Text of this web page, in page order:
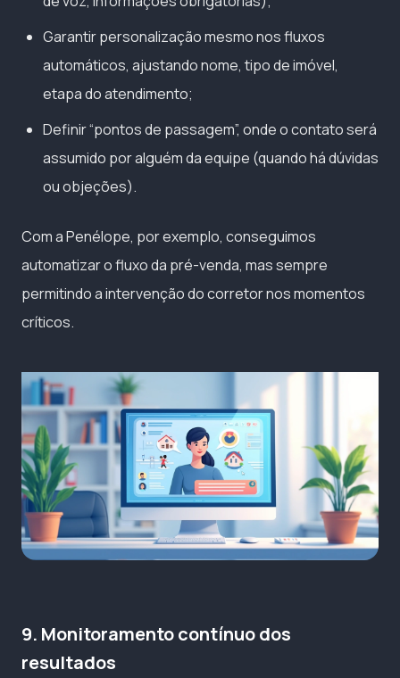
Garantir personalização mesmo nos fluxos
automáticos, ajustando nome, tipo de imóvel,
etapa do atendimento;
Definir “pontos de passagem”, onde o contato será
assumido por alguém da equipe (quando há dúvidas
ou objeções).
Com a Penélope, por exemplo, conseguimos
automatizar o fluxo da pré-venda, mas sempre
permitindo a intervenção do corretor nos momentos
críticos.
9. Monitoramento contínuo dos
resultados